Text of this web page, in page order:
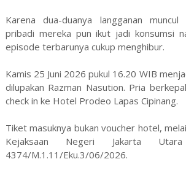
Karena dua-duanya langganan
pribadi mereka pun ikut jadi konsumsi
episode terbarunya cukup menghibur.
Kamis 25 Juni 2026 pukul 16.20 WIB
dilupakan Razman Nasution. Pria
check in ke Hotel Prodeo Lapas Cipinang.
Tiket masuknya bukan voucher hotel,
Kejaksaan Negeri Jakarta
4374/M.1.11/Eku.3/06/2026.